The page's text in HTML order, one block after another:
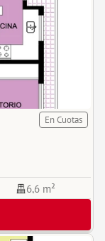
En Cuotas
6,6 m²